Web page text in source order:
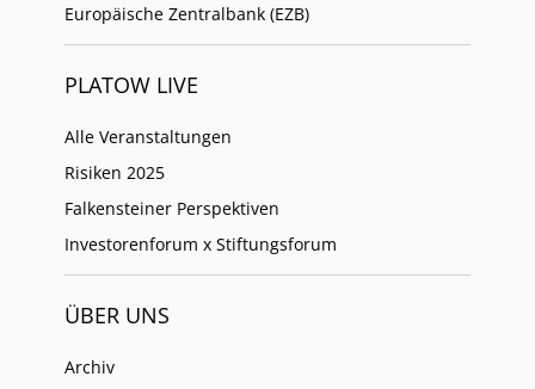
Europäische Zentralbank (EZB)
PLATOW LIVE
Alle Veranstaltungen
Risiken 2025
Falkensteiner Perspektiven
Investorenforum x Stiftungsforum
ÜBER UNS
Archiv